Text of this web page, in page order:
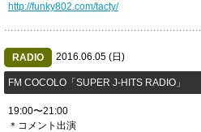
http://funky802.com/tacty/
RADIO 2016.06.05 (日)
​FM COCOLO「SUPER J-HITS RADIO」
19:00〜21:00
＊コメント出演